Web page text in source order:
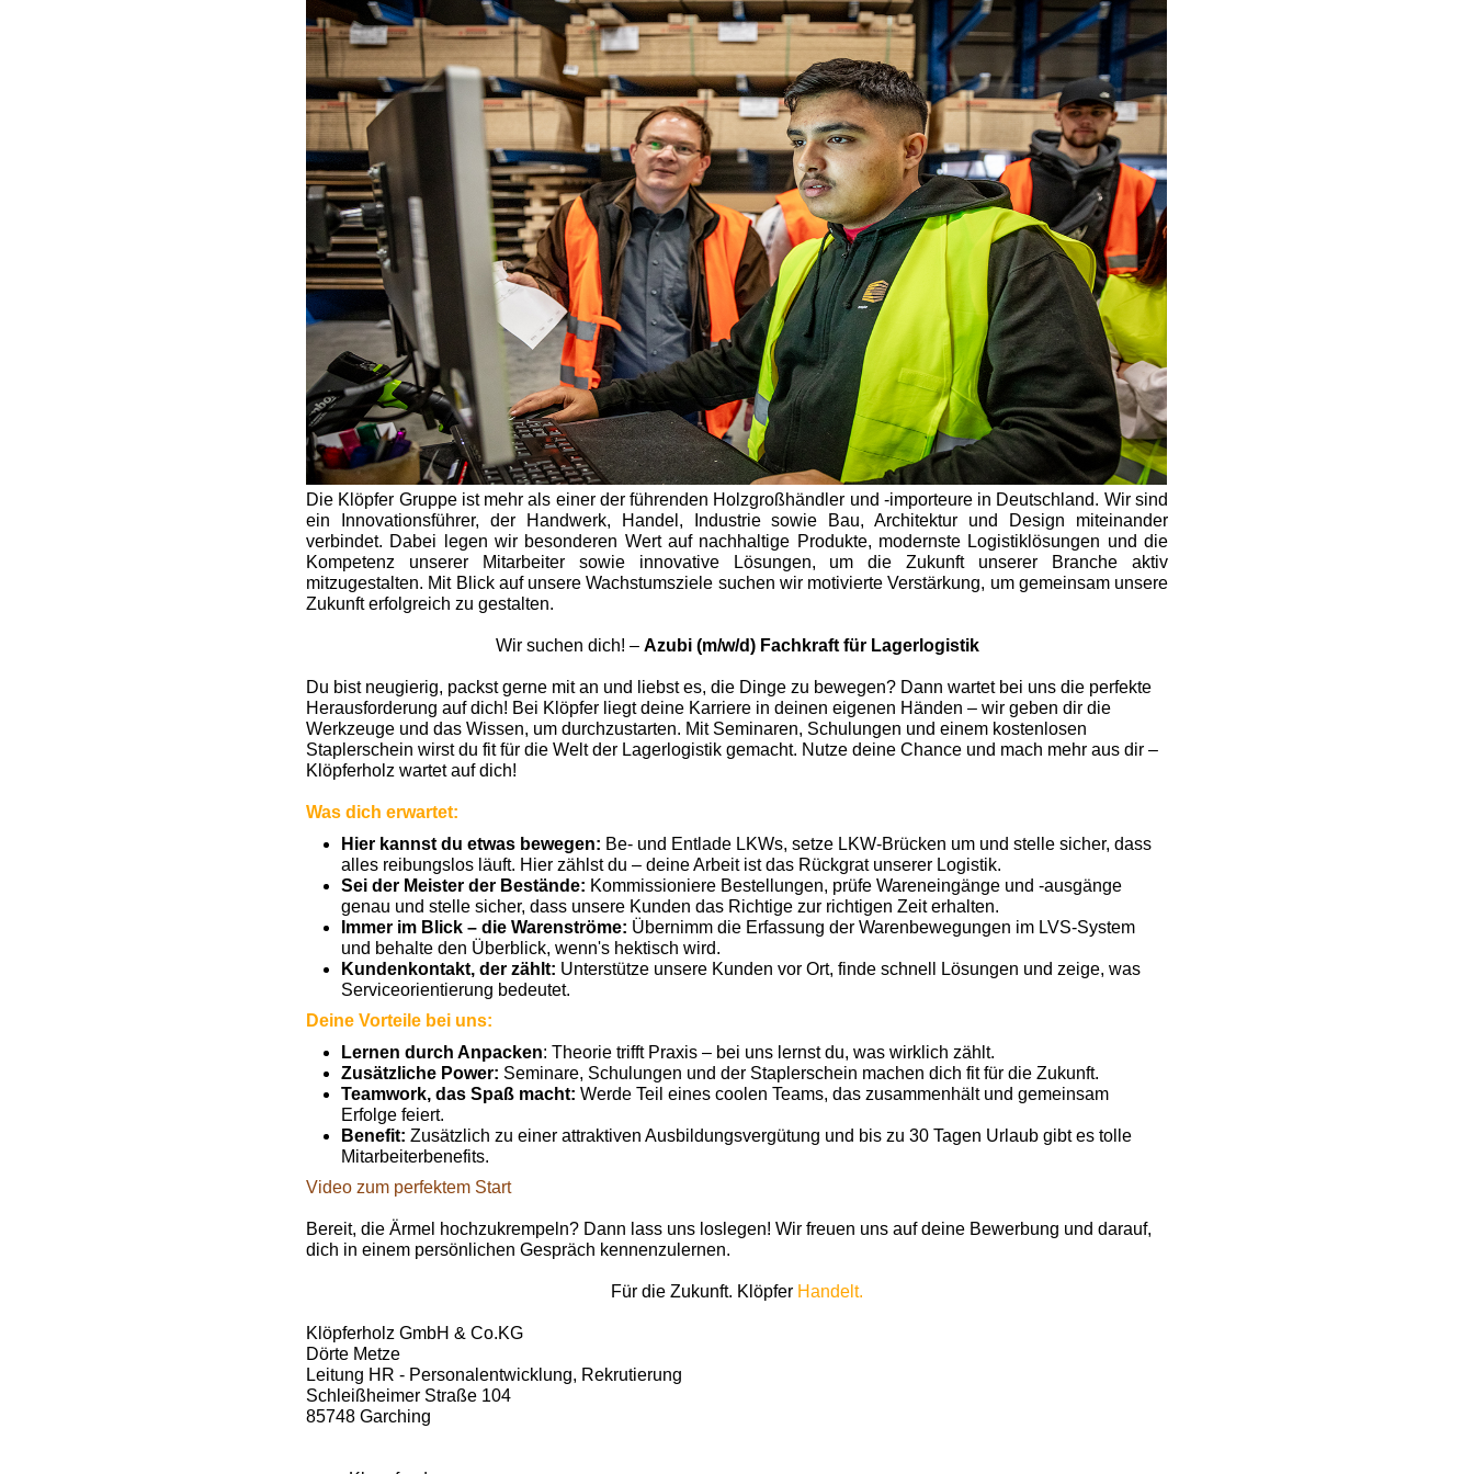
Die Klöpfer Gruppe ist mehr als einer der führenden Holzgroßhändler und -importeure in Deutschland. Wir sind
ein Innovationsführer, der Handwerk, Handel, Industrie sowie Bau, Architektur und Design miteinander
verbindet. Dabei legen wir besonderen Wert auf nachhaltige Produkte, modernste Logistiklösungen und die
Kompetenz unserer Mitarbeiter sowie innovative Lösungen, um die Zukunft unserer Branche aktiv
mitzugestalten. Mit Blick auf unsere Wachstumsziele suchen wir motivierte Verstärkung, um gemeinsam unsere
Zukunft erfolgreich zu gestalten.
Wir suchen dich! – Azubi (m/w/d) Fachkraft für Lagerlogistik
Du bist neugierig, packst gerne mit an und liebst es, die Dinge zu bewegen? Dann wartet bei uns die perfekte
Herausforderung auf dich! Bei Klöpfer liegt deine Karriere in deinen eigenen Händen – wir geben dir die
Werkzeuge und das Wissen, um durchzustarten. Mit Seminaren, Schulungen und einem kostenlosen
Staplerschein wirst du fit für die Welt der Lagerlogistik gemacht. Nutze deine Chance und mach mehr aus dir –
Klöpferholz wartet auf dich!
Was dich erwartet:
Hier kannst du etwas bewegen: Be- und Entlade LKWs, setze LKW-Brücken um und stelle sicher, dass
alles reibungslos läuft. Hier zählst du – deine Arbeit ist das Rückgrat unserer Logistik.
Sei der Meister der Bestände: Kommissioniere Bestellungen, prüfe Wareneingänge und -ausgänge
genau und stelle sicher, dass unsere Kunden das Richtige zur richtigen Zeit erhalten.
Immer im Blick – die Warenströme: Übernimm die Erfassung der Warenbewegungen im LVS-System
und behalte den Überblick, wenn's hektisch wird.
Kundenkontakt, der zählt: Unterstütze unsere Kunden vor Ort, finde schnell Lösungen und zeige, was
Serviceorientierung bedeutet.
Deine Vorteile bei uns:
Lernen durch Anpacken: Theorie trifft Praxis – bei uns lernst du, was wirklich zählt.
Zusätzliche Power: Seminare, Schulungen und der Staplerschein machen dich fit für die Zukunft.
Teamwork, das Spaß macht: Werde Teil eines coolen Teams, das zusammenhält und gemeinsam
Erfolge feiert.
Benefit: Zusätzlich zu einer attraktiven Ausbildungsvergütung und bis zu 30 Tagen Urlaub gibt es tolle
Mitarbeiterbenefits.
Video zum perfektem Start
Bereit, die Ärmel hochzukrempeln? Dann lass uns loslegen! Wir freuen uns auf deine Bewerbung und darauf,
dich in einem persönlichen Gespräch kennenzulernen.
Für die Zukunft. Klöpfer Handelt.
Klöpferholz GmbH & Co.KG
Dörte Metze
Leitung HR - Personalentwicklung, Rekrutierung
Schleißheimer Straße 104
85748 Garching